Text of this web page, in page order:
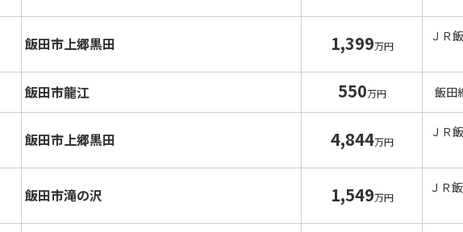
飯田市上郷黒田 1,399万円
ＪＲ
飯田市龍江 550万円 飯
飯田市上郷黒田 4,844万円
ＪＲ
飯田市滝の沢 1,549万円
ＪＲ